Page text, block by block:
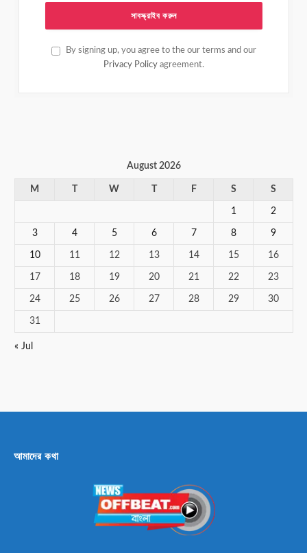
By signing up, you agree to the our terms and our
Privacy Policy agreement.
August 2026
M W F S S
1 2
3 4 5 6 7 8 9
10 11 12 13 14 15 16
17 18 19 20 21 22 23
24 25 26 27 28 29 30
31
« Jul
আমাদের কথা